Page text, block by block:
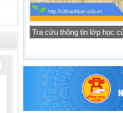
Thông báo lịch tập trung